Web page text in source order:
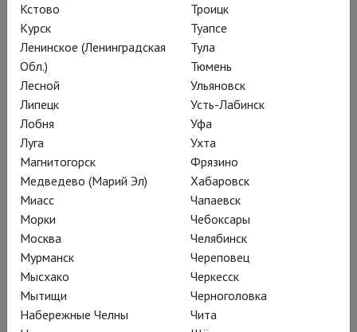
Он, конечно, удивится,
что на экране не говорят,
а поют, и действие
движется несколько
медленнее, чем
привычно в кино, но в
целом вполне может
принять увиденное за
психологический
Кстово
Курск
Ленинское (Ленинградская
Обл.)
Лесной
Липецк
Лобня
Луга
Магнитогорск
Медведево (Марий Эл)
Миасс
Морки
Москва
Мурманск
Мысхако
Мытищи
Набережные Челны
Троицк
Туапсе
Тула
Тюмень
Ульяновск
Усть-Лабинск
Уфа
Ухта
Фрязино
Хабаровск
Чапаевск
Чебоксары
Челябинск
Череповец
Черкесск
Черноголовка
Чита